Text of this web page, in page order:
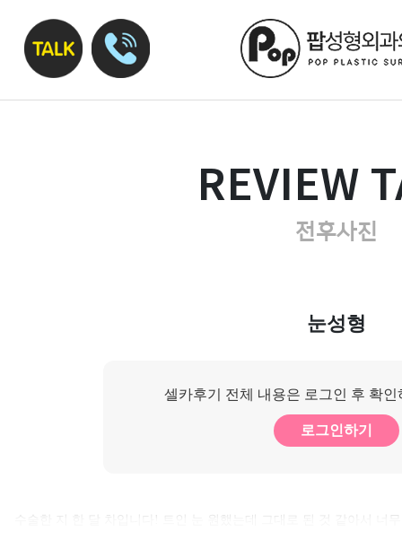
REVIEW
전후사진
눈성형
셀카후기 전체 내용은 로그인 후 확
로그인하기
수술한 지 한 달 차입니다! 트인 눈 원했는데 그대로 된 것 같아서 너